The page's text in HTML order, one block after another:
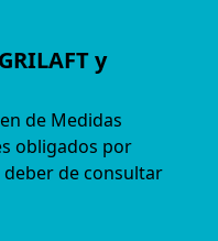
y
de Medidas
obligados por
deber de consultar